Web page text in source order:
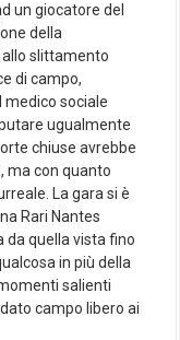
un giocatore del
della
slittamento
di campo,
medico sociale
ugualmente
chiuse avrebbe
ma con quanto
La gara si è
Rari Nantes
da quella vista fino
in più della
salienti
campo libero ai